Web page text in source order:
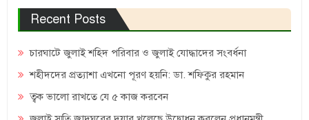
Recent Posts
চারঘাটে জুলাই শহিদ পরিবার ও জুলাই যোদ্ধাদের সংবর্ধনা
শহীদদের প্রত্যাশা এখনো পূরণ হয়নি: ডা. শফিকুর রহমান
ত্বক ভালো রাখতে যে ৫ কাজ করবেন